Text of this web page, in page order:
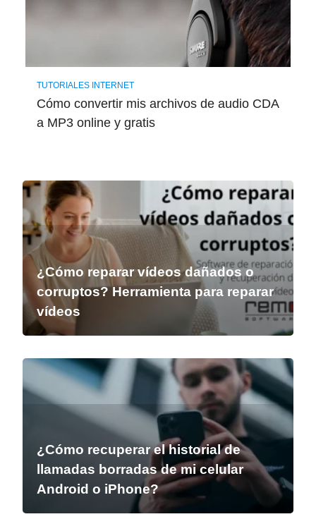
TUTORIALES INTERNET
Cómo convertir mis archivos de audio CDA
a MP3 online y gratis
¿Cómo reparar vídeos dañados o
corruptos? Herramienta para reparar
vídeos
¿Cómo recuperar el historial de
llamadas borradas de mi celular
Android o iPhone?